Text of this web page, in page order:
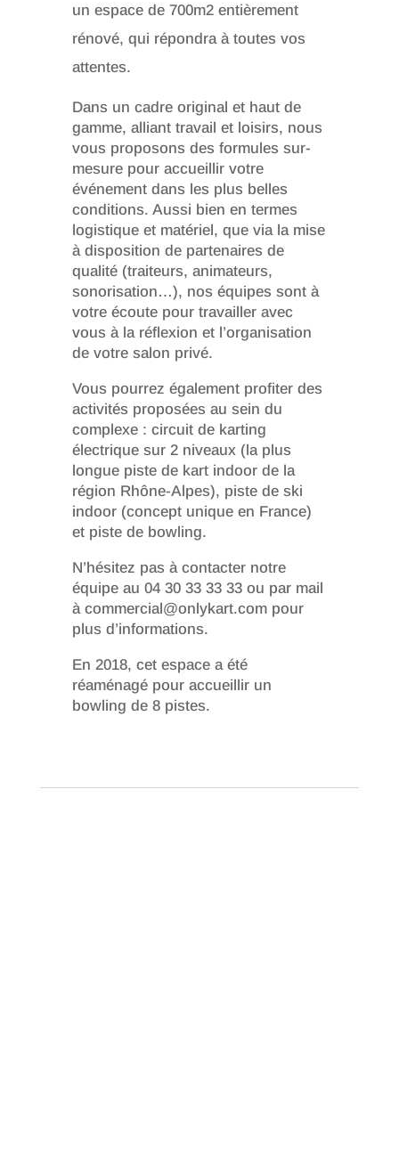
un espace de 700m2 entièrement
rénové, qui répondra à toutes vos
attentes.
Dans un cadre original et haut de
gamme, alliant travail et loisirs, nous
vous proposons des formules sur-
mesure pour accueillir votre
événement dans les plus belles
conditions. Aussi bien en termes
logistique et matériel, que via la mise
à disposition de partenaires de
qualité (traiteurs, animateurs,
sonorisation…), nos équipes sont à
votre écoute pour travailler avec
vous à la réflexion et l’organisation
de votre salon privé.
Vous pourrez également profiter des
activités proposées au sein du
complexe : circuit de karting
électrique sur 2 niveaux (la plus
longue piste de kart indoor de la
région Rhône-Alpes), piste de ski
indoor (concept unique en France)
et piste de bowling.
N’hésitez pas à contacter notre
équipe au 04 30 33 33 33 ou par mail
à commercial@onlykart.com pour
plus d’informations.
En 2018, cet espace a été
réaménagé pour accueillir un
bowling de 8 pistes.